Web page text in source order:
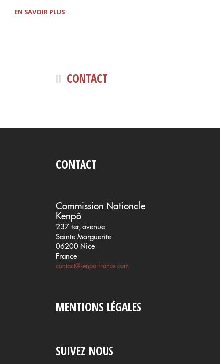
EN SAVOIR PLUS
CONTACT
CONTACT
Commission Nationale
Kenpô
237 ter, avenue
Sainte Marguerite
06200 Nice
France
contact@kenpo-france.com
MENTIONS LÉGALES
SUIVEZ NOUS